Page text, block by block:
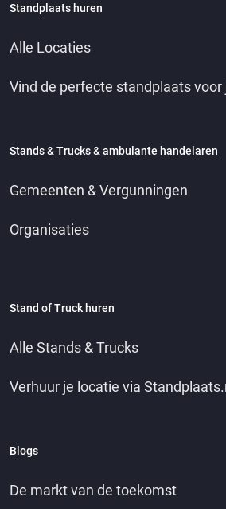
Standplaats huren
Alle Locaties
Vind de perfecte standplaats
Stands & Trucks & ambulante handelaren
Gemeenten & Vergunningen
Organisaties
Stand of Truck huren
Alle Stands & Trucks
Verhuur je locatie via
Blogs
De markt van de toekomst